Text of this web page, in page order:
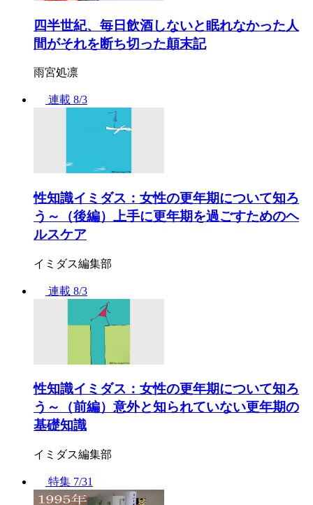
四半世紀、毎日飲酒しないと眠れなかった人
間がそれを断ち切った顛末記
雨宮処凛
連載 8/3
性知識イミダス：女性の更年期について知ろ
う～（後編）上手に更年期を過ごすためのヘ
ルスケア
イミダス編集部
連載 8/3
性知識イミダス：女性の更年期について知ろ
う～（前編）意外と知られていない更年期の
基礎知識
イミダス編集部
特集 7/31